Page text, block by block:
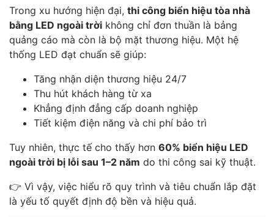
Trong xu hướng hiện đại, thi công biển hiệu tòa nhà
bằng LED ngoài trời không chỉ đơn thuần là bảng
quảng cáo mà còn là bộ mặt thương hiệu. Một hệ
thống LED đạt chuẩn sẽ giúp:
Tăng nhận diện thương hiệu 24/7
Thu hút khách hàng từ xa
Khẳng định đẳng cấp doanh nghiệp
Tiết kiệm điện năng và chi phí bảo trì
Tuy nhiên, thực tế cho thấy hơn 60% biển hiệu LED
ngoài trời bị lỗi sau 1–2 năm do thi công sai kỹ thuật.
👉 Vì vậy, việc hiểu rõ quy trình và tiêu chuẩn lắp đặt
là yếu tố quyết định độ bền và hiệu quả.